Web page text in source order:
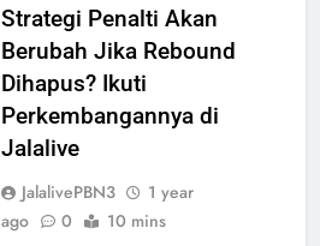
Strategi Penalti Akan
Berubah Jika Rebound
Dihapus? Ikuti
Perkembangannya di
Jalalive
JalalivePBN3
1 year
ago
0 10 mins